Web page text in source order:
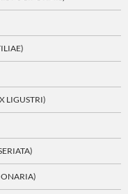
LIGUSTRI)